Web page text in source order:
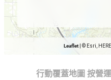
Leaflet © Esri,
行動覆蓋地圖 按營